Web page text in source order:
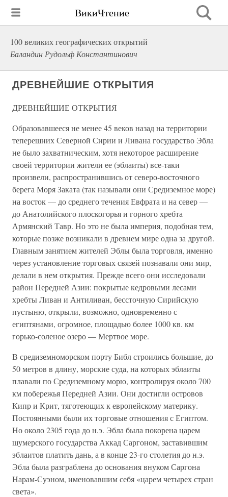
ВикиЧтение
100 великих географических открытий
Баландин Рудольф Константинович
ДРЕВНЕЙШИЕ ОТКРЫТИЯ
ДРЕВНЕЙШИЕ ОТКРЫТИЯ
Образовавшееся не менее 45 веков назад на территории
теперешних Северной Сирии и Ливана государство Эбла
не было захватническим, хотя некоторое расширение
своей территории жители ее (эблаиты) все-таки
произвели, распространившись от северо-восточного
берега Моря Заката (так называли они Средиземное море)
на восток — до среднего течения Евфрата и на север —
до Анатолийского плоскогорья и горного хребта
Армянский Тавр. Но это не была империя, подобная тем,
которые позже возникали в древнем мире одна за другой.
Главным занятием жителей Эблы была торговля, именно
через установление торговых связей познавали они мир,
делали в нем открытия. Прежде всего они исследовали
район Передней Азии: покрытые кедровыми лесами
хребты Ливан и Антиливан, бессточную Сирийскую
пустыню, открыли, возможно, одновременно с
египтянами, огромное, площадью более 1000 кв. км
горько-соленое озеро — Мертвое море.
В средиземноморском порту Библ строились большие, до
50 метров в длину, морские суда, на которых эблаиты
плавали по Средиземному морю, контролируя около 700
км побережья Передней Азии. Они достигли островов
Кипр и Крит, тяготеющих к европейскому материку.
Постоянными были их торговые отношения с Египтом.
Но около 2305 года до н.э. Эбла была покорена царем
шумерского государства Аккад Саргоном, заставившим
эблаитов платить дань, а в конце 23-го столетия до н.э.
Эбла была разграблена до основания внуком Саргона
Нарам-Суэном, именовавшим себя «царем четырех стран
света».